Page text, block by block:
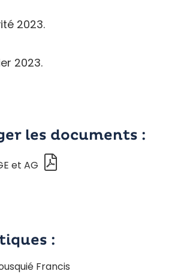
2023.
2023.
les documents :
et AG
:
Francis